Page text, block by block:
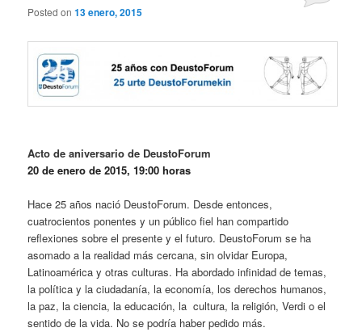
Posted on13 enero, 2015
Acto de aniversario de DeustoForum
20 de enero de 2015, 19:00 horas
Hace 25 años nació DeustoForum. Desde entonces,
cuatrocientos ponentes y un público fiel han compartido
reflexiones sobre el presente y el futuro. DeustoForum se ha
asomado a la realidad más cercana, sin olvidar Europa,
Latinoamérica y otras culturas. Ha abordado infinidad de temas,
la política y la ciudadanía, la economía, los derechos humanos,
la paz, la ciencia, la educación, la cultura, la religión, Verdi o el
sentido de la vida. No se podría haber pedido más.